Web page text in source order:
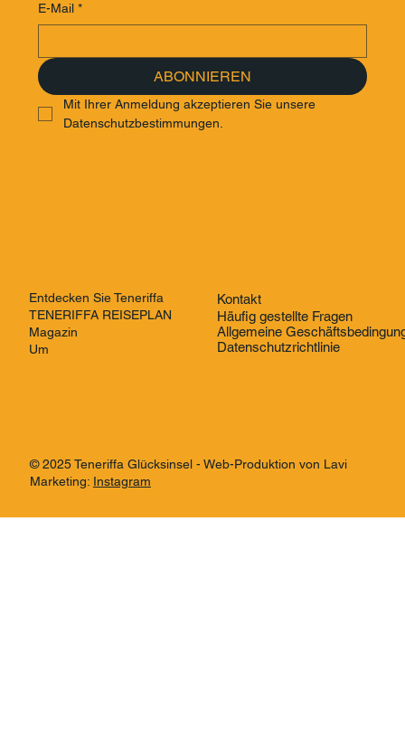
E-Mail *
ABONNIEREN
Mit Ihrer Anmeldung akzeptieren Sie unsere
Datenschutzbestimmungen.
Entdecken Sie Teneriffa
TENERIFFA REISEPLAN
Magazin
Um
Kontakt
Häufig gestellte Fragen
Allgemeine
Datenschutzrichtlinie
© 2025 Teneriffa Glücksinsel - Web-Produktion von Lavi
Marketing: Instagram